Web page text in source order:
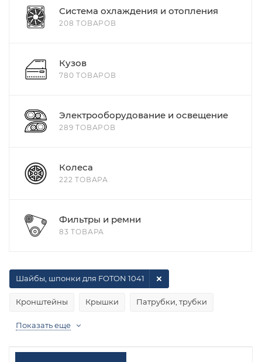
Система охлаждения и отопления
208 ТОВАРОВ
Кузов
780 ТОВАРОВ
Электрооборудование и освещение
289 ТОВАРОВ
Колеса
222 ТОВАРА
Фильтры и ремни
83 ТОВАРА
Кронштейны Крышки Патрубки, трубки
Шайбы, шпонки для FOTON 1041
Показать еще